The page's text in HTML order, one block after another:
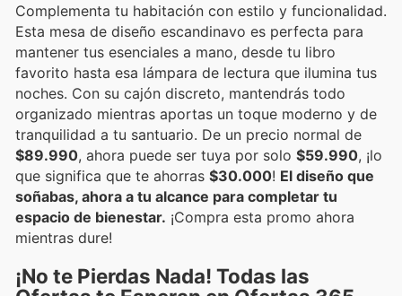
Complementa tu habitación con estilo y funcionalidad.
Esta mesa de diseño escandinavo es perfecta para
mantener tus esenciales a mano, desde tu libro
favorito hasta esa lámpara de lectura que ilumina tus
noches. Con su cajón discreto, mantendrás todo
organizado mientras aportas un toque moderno y de
tranquilidad a tu santuario. De un precio normal de
$89.990, ahora puede ser tuya por solo $59.990, ¡lo
que significa que te ahorras $30.000! El diseño que
soñabas, ahora a tu alcance para completar tu
espacio de bienestar. ¡Compra esta promo ahora
mientras dure!
¡No te Pierdas Nada! Todas las